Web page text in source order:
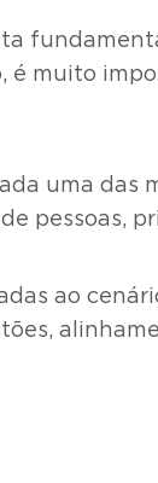
é muito
uma das
pessoas,
ao